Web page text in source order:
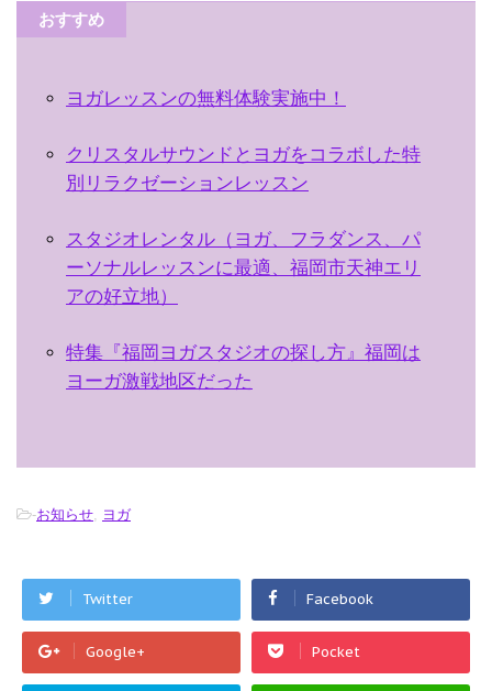
おすすめ
ヨガレッスンの無料体験実施中！
クリスタルサウンドとヨガをコラボした特
別リラクゼーションレッスン
スタジオレンタル（ヨガ、フラダンス、パ
ーソナルレッスンに最適、福岡市天神エリ
アの好立地）
特集『福岡ヨガスタジオの探し方』福岡は
ヨーガ激戦地区だった
-お知らせ ヨガ
Twitter Facebook
Google+ Pocket